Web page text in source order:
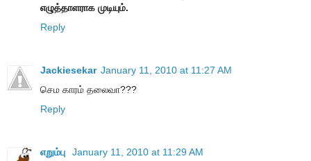
எழுத்தாளராக முடியும்.
Reply
Jackiesekar January 11, 2010 at 11:27 AM
செம காரம் தலைவா???
Reply
எறும்பு
January 11, 2010 at 11:29 AM